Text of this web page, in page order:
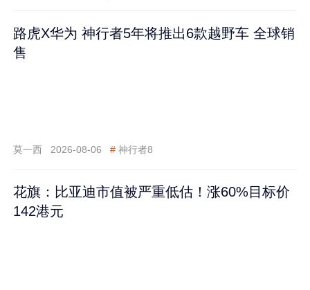
路虎X华为 神行者5年将推出6款越野车 全球销
售
莫一西 2026-08-06 # 神行者8
花旗：比亚迪市值被严重低估！涨60%目标价
142港元